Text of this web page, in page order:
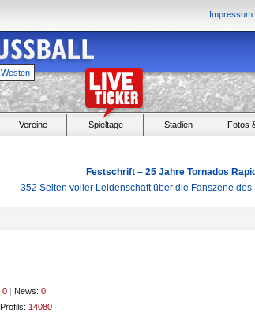
Impressum
Westen
Vereine Spieltage Stadien Fotos
Festschrift – 25 Jahre Tornados Rapid
352 Seiten voller Leidenschaft über die Fanszene des
0 | News: 0
14080